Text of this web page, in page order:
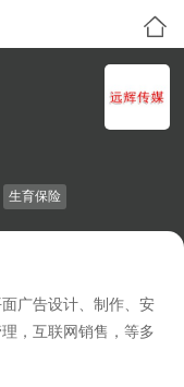
生育保险
广告设计、制作、安
，互联网销售，等多